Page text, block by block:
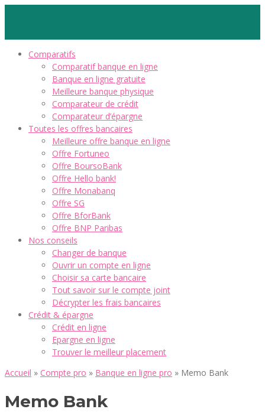
Comparatifs
Comparatif banque en ligne
Banque en ligne gratuite
Meilleure banque physique
Comparateur de crédit
Comparateur d’épargne
Toutes les offres bancaires
Meilleure offre banque en ligne
Offre Fortuneo
Offre BoursoBank
Offre Hello bank!
Offre Monabanq
Offre SG
Offre BforBank
Offre BNP Paribas
Nos conseils
Changer de banque
Ouvrir un compte en ligne
Choisir sa carte bancaire
Tout savoir sur le compte joint
Décrypter les frais bancaires
Crédit & épargne
Crédit en ligne
Epargne en ligne
Trouver le meilleur placement
Accueil » Compte pro » Banque en ligne pro » Memo Bank
Memo Bank